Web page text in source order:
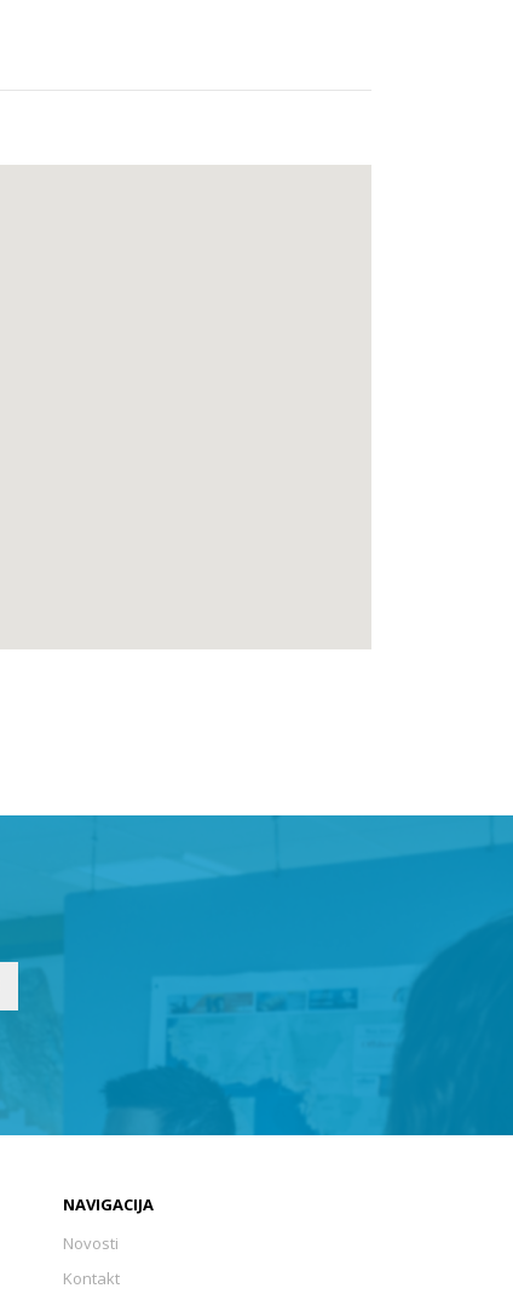
NAVIGACIJA
Novosti
Kontakt